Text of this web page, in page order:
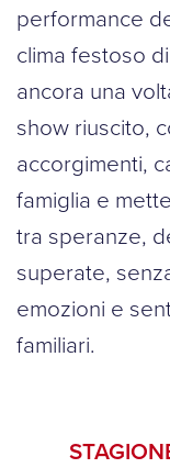
performance
clima festoso
ancora una
show riuscito,
accorgimenti,
famiglia e
tra speranze,
superate,
emozioni e
familiari.